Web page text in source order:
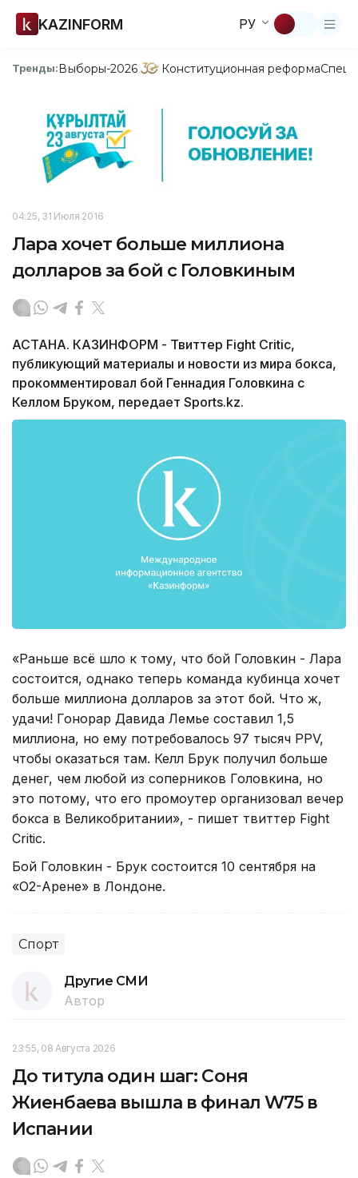
KAZINFORM РУ
Тренды:Выборы-2026 Конституционная реформа
04:25, 31 Июля 2016
Лара хочет больше миллиона
долларов за бой с Головкиным
АСТАНА. КАЗИНФОРМ - Твиттер Fight Critic,
публикующий материалы и новости из мира бокса,
прокомментировал бой Геннадия Головкина с
Келлом Бруком, передает Sports.kz.
«Раньше всё шло к тому, что бой Головкин - Лара
состоится, однако теперь команда кубинца хочет
больше миллиона долларов за этот бой. Что ж,
удачи! Гонорар Давида Лемье составил 1,5
миллиона, но ему потребовалось 97 тысяч PPV,
чтобы оказаться там. Келл Брук получил больше
денег, чем любой из соперников Головкина, но
это потому, что его промоутер организовал вечер
бокса в Великобритании», - пишет твиттер Fight
Critic.
Бой Головкин - Брук состоится 10 сентября на
«О2-Арене» в Лондоне.
Спорт
Другие СМИ
Автор
23:55, 08 Августа 2026
До титула один шаг: Соня
Жиенбаева вышла в финал W75 в
Испании